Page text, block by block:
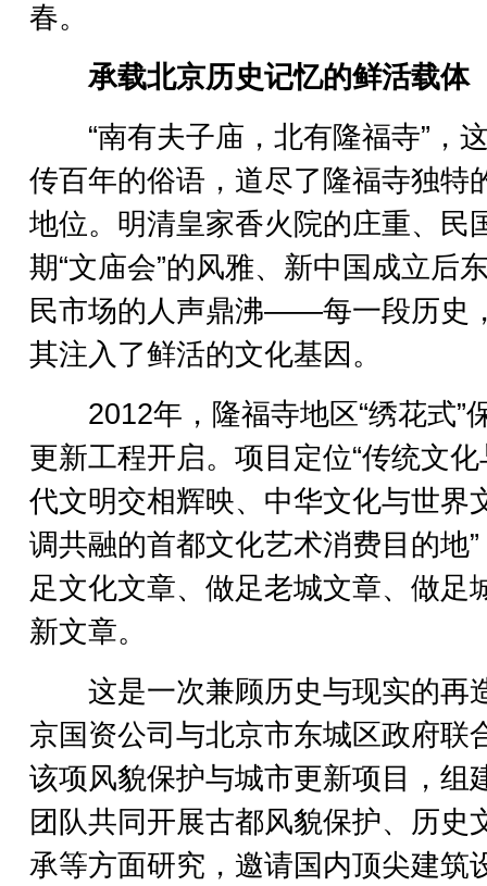
春。
承载北京历史记忆的鲜活载体
“南有夫子庙，北有隆福寺”，
传百年的俗语，道尽了隆福寺独特
地位。明清皇家香火院的庄重、民
期“文庙会”的风雅、新中国成立后
民市场的人声鼎沸——每一段历史
其注入了鲜活的文化基因。
2012年，隆福寺地区“绣花式”
更新工程开启。项目定位“传统文
代文明交相辉映、中华文化与世界
调共融的首都文化艺术消费目的地
足文化文章、做足老城文章、做足
新文章。
这是一次兼顾历史与现实的再
京国资公司与北京市东城区政府联
该项风貌保护与城市更新项目，组
团队共同开展古都风貌保护、历史
承等方面研究，邀请国内顶尖建筑